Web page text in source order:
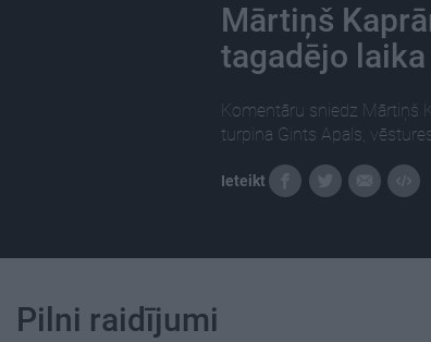
Mārtiņš
tagadējo
Komentāru sniedz Mārtiņš
turpina Gints Apals,
Ieteikt
Pilni raidījumi